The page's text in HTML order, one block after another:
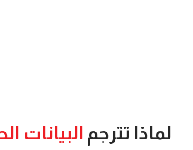
تترجمالبيانات الصحفية؟